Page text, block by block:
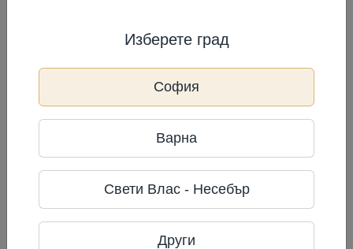
Изберете град
София
Варна
Свети Влас - Несебър
Други